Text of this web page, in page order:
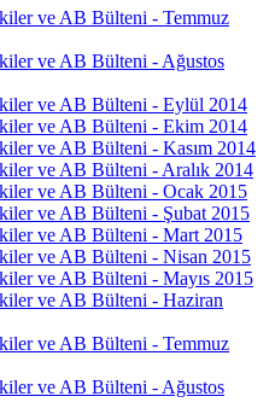
ve AB Bülteni - Temmuz
ve AB Bülteni - Ağustos
ve AB Bülteni - Eylül 2014
ve AB Bülteni - Ekim 2014
ve AB Bülteni - Kasım 2014
ve AB Bülteni - Aralık 2014
ve AB Bülteni - Ocak 2015
ve AB Bülteni - Şubat 2015
ve AB Bülteni - Mart 2015
ve AB Bülteni - Nisan 2015
ve AB Bülteni - Mayıs 2015
ve AB Bülteni - Haziran
ve AB Bülteni - Temmuz
ve AB Bülteni - Ağustos